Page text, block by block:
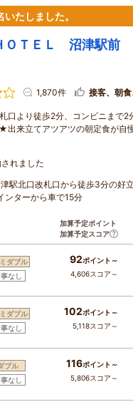
たしました。
ＯＴＥＬ 沼津駅前
1,870件 接客、朝
口より徒歩2分、コンビニまで
出来立てアツアツの朝定食が自
れました
駅北口改札口から徒歩3分の好
ンターから車で15分
加算予定ポイント
加算予定スコア
ダブル
なし
92ポイント～
4,606スコア～
ダブル
なし
102ポイント～
5,118スコア～
ブル
なし
116ポイント～
5,806スコア～